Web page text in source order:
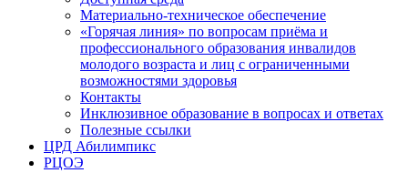
Материально-техническое обеспечение
«Горячая линия» по вопросам приёма и
профессионального образования инвалидов
молодого возраста и лиц с ограниченными
возможностями здоровья
Контакты
Инклюзивное образование в вопросах и ответах
Полезные ссылки
ЦРД Абилимпикс
РЦОЭ